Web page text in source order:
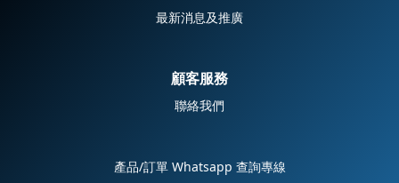
最新消息及推廣
顧客服務
聯絡我們
產品/訂單 Whatsapp 查詢專線